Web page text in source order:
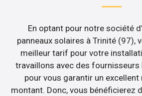
En optant pour notre société
panneaux solaires à Trinité (97),
meilleur tarif pour votre
travaillons avec des
pour vous garantir un
montant. Donc, vous bénéficierez